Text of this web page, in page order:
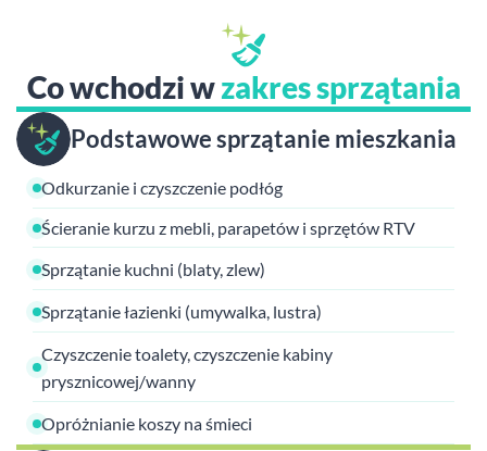
Co wchodzi wzakres sprzątania
Podstawowe sprzątanie mieszkania
Odkurzanie i czyszczenie podłóg
Ścieranie kurzu z mebli, parapetów i sprzętów RTV
Sprzątanie kuchni (blaty, zlew)
Sprzątanie łazienki (umywalka, lustra)
Czyszczenie toalety, czyszczenie kabiny
prysznicowej/wanny
Opróżnianie koszy na śmieci